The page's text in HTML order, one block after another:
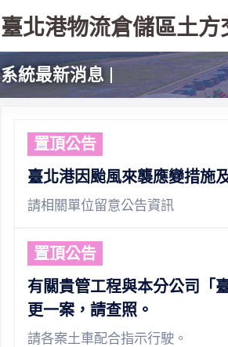
臺北港物流倉儲區土方
系統最新消息
置頂公告
臺北港因颱風來襲應變措施
請相關單位留意公告資訊
置頂公告
有關貴管工程與本分公司「
更一案，請查照。
請各案土車配合指示行駛。